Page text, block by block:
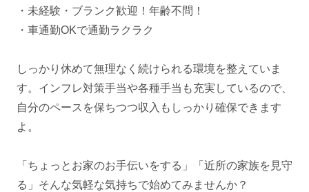
・未経験・ブランク歓迎！年齢不問！
・車通勤OKで通勤ラクラク
しっかり休めて無理なく続けられる環境を整えていま
す。インフレ対策手当や各種手当も充実しているので、
自分のペースを保ちつつ収入もしっかり確保できます
よ。
「ちょっとお家のお手伝いをする」「近所の家族を見守
る」そんな気軽な気持ちで始めてみませんか？